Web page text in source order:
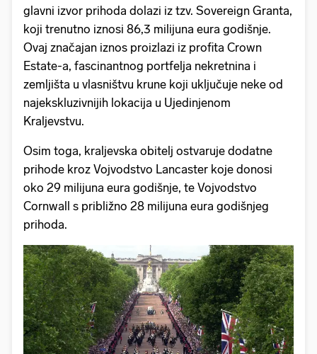
glavni izvor prihoda dolazi iz tzv. Sovereign Granta,
koji trenutno iznosi 86,3 milijuna eura godišnje.
Ovaj značajan iznos proizlazi iz profita Crown
Estate-a, fascinantnog portfelja nekretnina i
zemljišta u vlasništvu krune koji uključuje neke od
najekskluzivnijih lokacija u Ujedinjenom
Kraljevstvu.
Osim toga, kraljevska obitelj ostvaruje dodatne
prihode kroz Vojvodstvo Lancaster koje donosi
oko 29 milijuna eura godišnje, te Vojvodstvo
Cornwall s približno 28 milijuna eura godišnjeg
prihoda.